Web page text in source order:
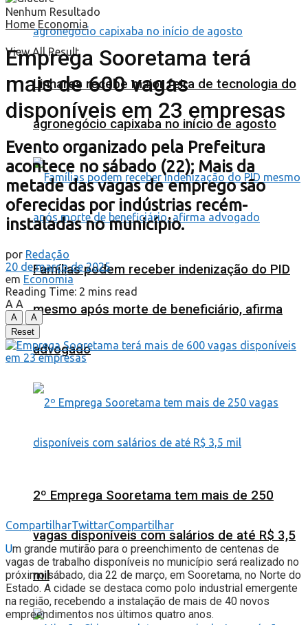
Linhares recebe maior feira de tecnologia do
agronegócio capixaba no início de agosto
Famílias podem receber indenização do PID
mesmo após morte de beneficiário, afirma
advogado
2º Emprega Sooretama tem mais de 250
vagas disponíveis com salários de até R$ 3,5
mil
Nenhum Resultado
View All Result
Home Economia
Emprega Sooretama terá
mais de 600 vagas
disponíveis em 23 empresas
Evento organizado pela Prefeitura
acontece no sábado (22); Mais da
metade das vagas de emprego são
oferecidas por indústrias recém-
instaladas no município.
por Redação
20 de março de 2025
em Economia
Reading Time: 2 mins read
A A
A
A
Reset
CompartilharTwittarCompartilhar
Um grande mutirão para o preenchimento de centenas de
vagas de trabalho disponíveis no município será realizado no
próximo sábado, dia 22 de março, em Sooretama, no Norte do
Estado. A cidade se destaca como polo industrial emergente
na região, recebendo a instalação de mais de 40 novos
empreendimentos nos últimos quatro anos.